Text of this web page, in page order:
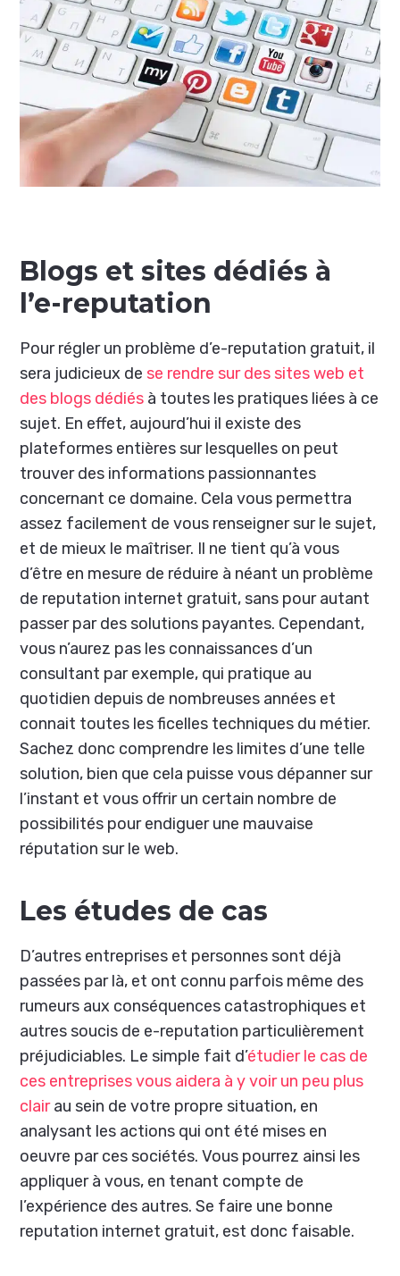
Blogs et sites dédiés à
l’e-reputation
Pour régler un problème d’e-reputation gratuit, il
sera judicieux de se rendre sur des sites web et
des blogs dédiés à toutes les pratiques liées à ce
sujet. En effet, aujourd’hui il existe des
plateformes entières sur lesquelles on peut
trouver des informations passionnantes
concernant ce domaine. Cela vous permettra
assez facilement de vous renseigner sur le sujet,
et de mieux le maîtriser. Il ne tient qu’à vous
d’être en mesure de réduire à néant un problème
de reputation internet gratuit, sans pour autant
passer par des solutions payantes. Cependant,
vous n’aurez pas les connaissances d’un
consultant par exemple, qui pratique au
quotidien depuis de nombreuses années et
connait toutes les ficelles techniques du métier.
Sachez donc comprendre les limites d’une telle
solution, bien que cela puisse vous dépanner sur
l’instant et vous offrir un certain nombre de
possibilités pour endiguer une mauvaise
réputation sur le web.
Les études de cas
D’autres entreprises et personnes sont déjà
passées par là, et ont connu parfois même des
rumeurs aux conséquences catastrophiques et
autres soucis de e-reputation particulièrement
préjudiciables. Le simple fait d’étudier le cas de
ces entreprises vous aidera à y voir un peu plus
clairau sein de votre propre situation, en
analysant les actions qui ont été mises en
oeuvre par ces sociétés. Vous pourrez ainsi les
appliquer à vous, en tenant compte de
l’expérience des autres. Se faire une bonne
reputation internet gratuit, est donc faisable.